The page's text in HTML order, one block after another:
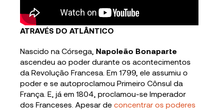
ATRAVÉS DO ATLÂNTICO
Nascido na Córsega, Napoleão Bonaparte
ascendeu ao poder durante os acontecimentos
da Revolução Francesa. Em 1799, ele assumiu o
poder e se autoproclamou Primeiro Cônsul da
França. E, já em 1804, proclamou-se Imperador
dos Franceses. Apesar deconcentrar os poderes